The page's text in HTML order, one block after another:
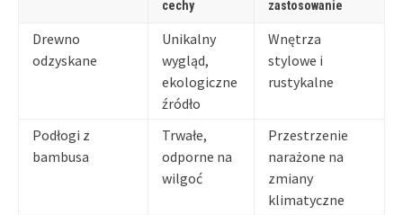
cechy
zastosowanie
Drewno
odzyskane
Unikalny
wygląd,
ekologiczne
źródło
Wnętrza
stylowe i
rustykalne
Podłogi z
bambusa
Trwałe,
odporne na
wilgoć
Przestrzenie
narażone na
zmiany
klimatyczne